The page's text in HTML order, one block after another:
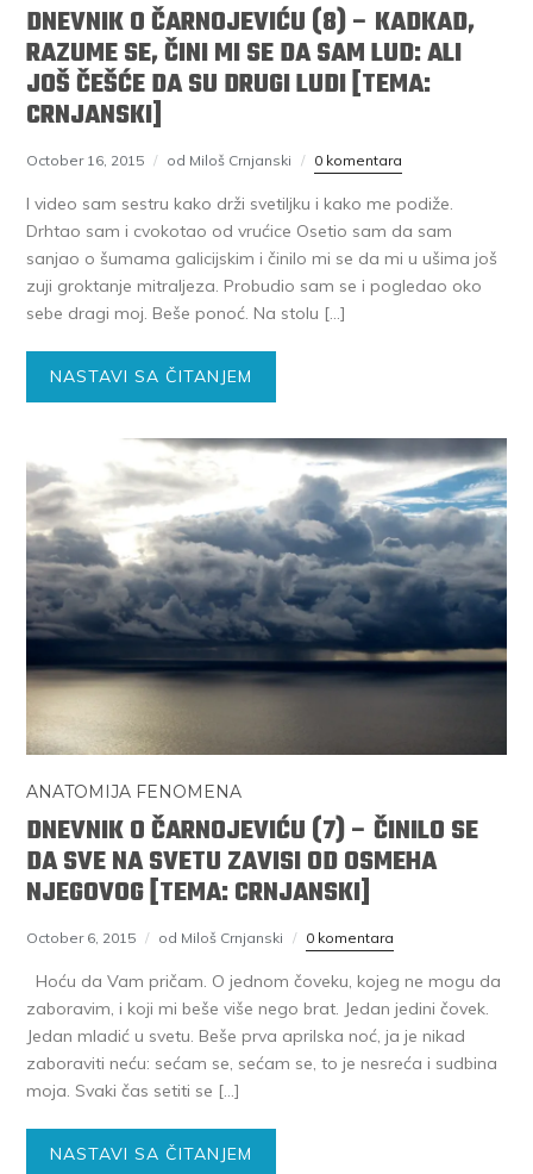
DNEVNIK O ČARNOJEVIĆU (8) – KADKAD,
RAZUME SE, ČINI MI SE DA SAM LUD: ALI
JOŠ ČEŠĆE DA SU DRUGI LUDI [TEMA:
CRNJANSKI]
October 16, 2015 od Miloš Crnjanski 0 komentara
I video sam sestru kako drži svetiljku i kako me podiže.
Drhtao sam i cvokotao od vrućice Osetio sam da sam
sanjao o šumama galicijskim i činilo mi se da mi u ušima još
zuji groktanje mitraljeza. Probudio sam se i pogledao oko
sebe dragi moj. Beše ponoć. Na stolu […]
NASTAVI SA ČITANJEM
ANATOMIJA FENOMENA
DNEVNIK O ČARNOJEVIĆU (7) – ČINILO SE
DA SVE NA SVETU ZAVISI OD OSMEHA
NJEGOVOG [TEMA: CRNJANSKI]
October 6, 2015 od Miloš Crnjanski 0 komentara
Hoću da Vam pričam. O jednom čoveku, kojeg ne mogu da
zaboravim, i koji mi beše više nego brat. Jedan jedini čovek.
Jedan mladić u svetu. Beše prva aprilska noć, ja je nikad
zaboraviti neću: sećam se, sećam se, to je nesreća i sudbina
moja. Svaki čas setiti se […]
NASTAVI SA ČITANJEM